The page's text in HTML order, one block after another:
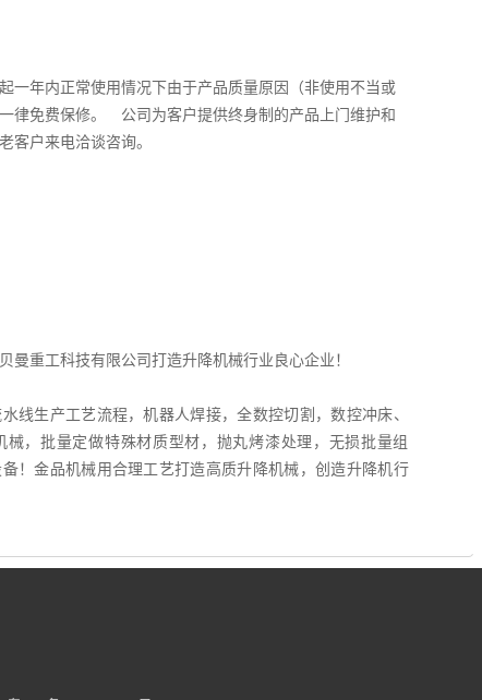
一年内正常使用情况下由于产品质量原因（非使用不当或
律免费保修。 公司为客户提供终身制的产品上门维护和
客户来电洽谈咨询。
曼重工科技有限公司打造升降机械行业良心企业！
线生产工艺流程，机器人焊接，全数控切割，数控冲床、
械，批量定做特殊材质型材，抛丸烤漆处理，无损批量组
！金品机械用合理工艺打造高质升降机械，创造升降机行